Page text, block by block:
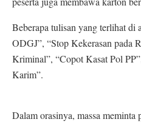
Beberapa tulisan yang terlihat di
ODGJ”, “Stop Kekerasan pada
Kriminal”, “Copot Kasat Pol
Karim”.
Dalam orasinya, massa